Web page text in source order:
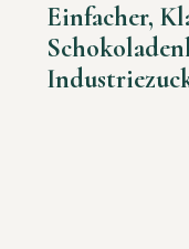
Einfacher,